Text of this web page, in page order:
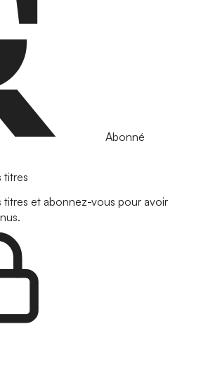
Abonné
titres
et abonnez-vous pour avoir